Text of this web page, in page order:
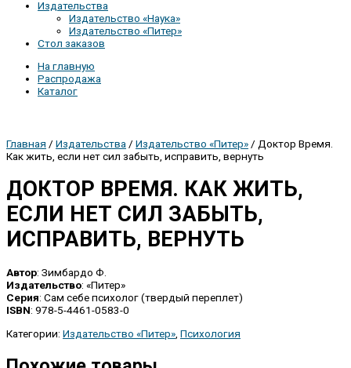
Издательства
Издательство «Наука»
Издательство «Питер»
Стол заказов
На главную
Распродажа
Каталог
Главная / Издательства / Издательство «Питер» / Доктор Время.
Как жить, если нет сил забыть, исправить, вернуть
ДОКТОР ВРЕМЯ. КАК ЖИТЬ,
ЕСЛИ НЕТ СИЛ ЗАБЫТЬ,
ИСПРАВИТЬ, ВЕРНУТЬ
Автор: Зимбардо Ф.
Издательство: «Питер»
Серия: Сам себе психолог (твердый переплет)
ISBN: 978-5-4461-0583-0
Категории: Издательство «Питер» Психология